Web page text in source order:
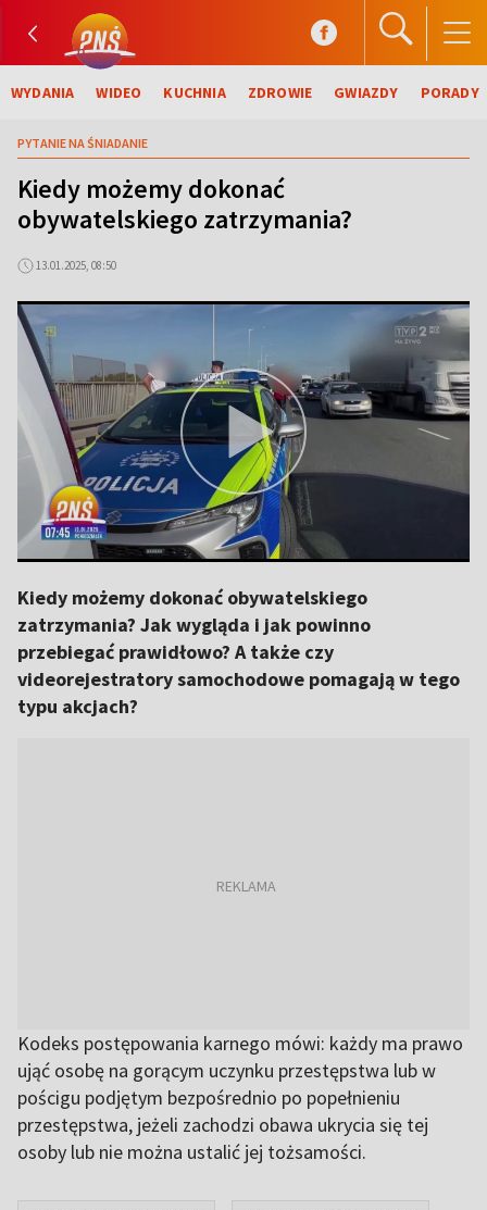
WYDANIA WIDEO KUCHNIA ZDROWIE GWIAZDY PORADY
PYTANIE NA ŚNIADANIE
Kiedy możemy dokonać
obywatelskiego zatrzymania?
13.01.2025, 08:50
Kiedy możemy dokonać obywatelskiego
zatrzymania? Jak wygląda i jak powinno
przebiegać prawidłowo? A także czy
videorejestratory samochodowe pomagają w tego
typu akcjach?
Kodeks postępowania karnego mówi: każdy ma prawo
ująć osobę na gorącym uczynku przestępstwa lub w
pościgu podjętym bezpośrednio po popełnieniu
przestępstwa, jeżeli zachodzi obawa ukrycia się tej
osoby lub nie można ustalić jej tożsamości.